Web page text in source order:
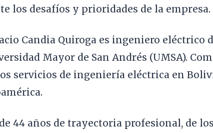
los desafíos y prioridades de la empresa.
Candia Quiroga es ingeniero eléctrico
Mayor de San Andrés (UMSA).
servicios de ingeniería eléctrica en
44 años de trayectoria profesional, de